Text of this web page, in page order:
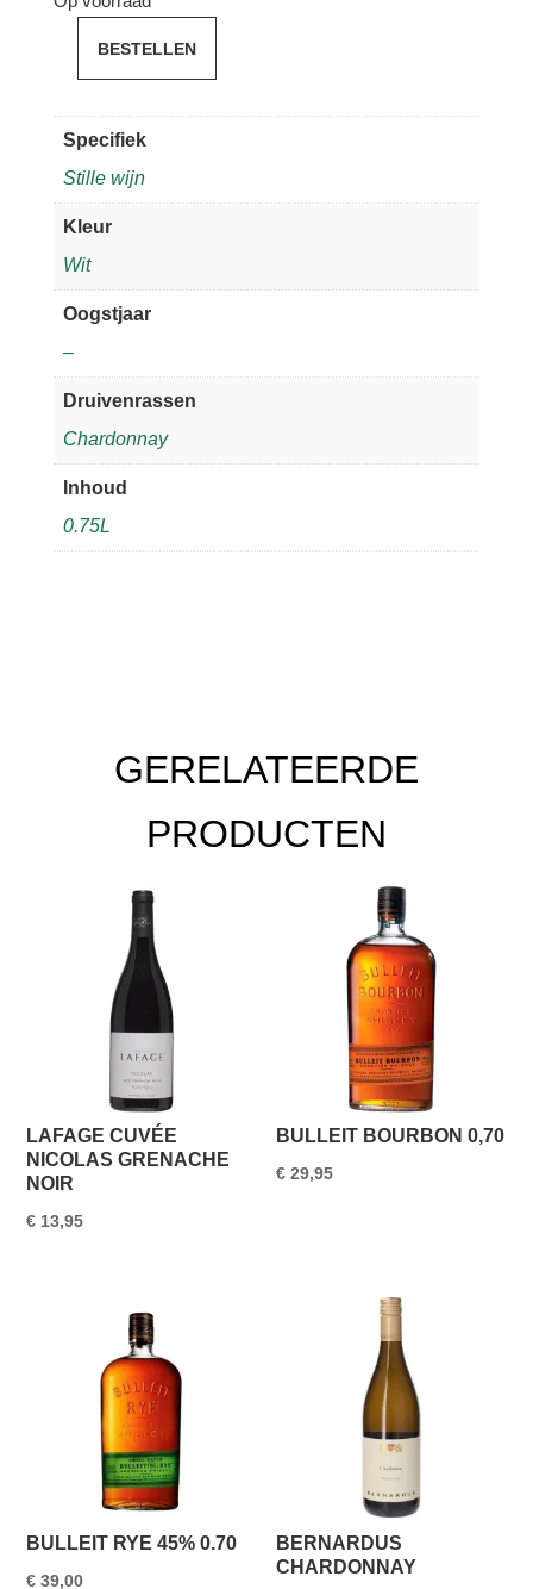
River
Director's
Cut'
BESTELLEN
Specifiek
Stille wijn
Kleur
Wit
Oogstjaar
–
Druivenrassen
Chardonnay
Inhoud
0.75L
GERELATEERDE
PRODUCTEN
LAFAGE CUVÉE
NICOLAS GRENACHE
NOIR
€ 13,95
BULLEIT BOURBON 0,70
€ 29,95
BULLEIT RYE 45% 0.70
€ 39,00
BERNARDUS
CHARDONNAY